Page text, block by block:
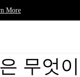
More
무엇이